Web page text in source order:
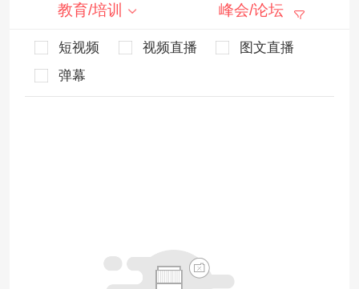
教育/培训 峰会/论坛
短视频 视频直播
图文直播
弹幕